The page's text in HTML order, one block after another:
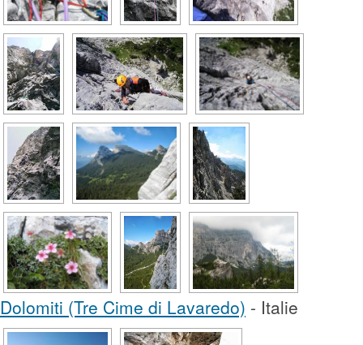
Dolomiti (Tre Cime di Lavaredo) - Italie